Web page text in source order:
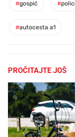
#gospić #
#autocesta a1
PROČITAJTE JOŠ